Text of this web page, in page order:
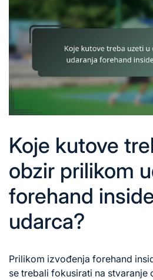
Koje kutove
obzir prilikom
forehand
udarca?
Prilikom izvođenja forehand
se trebali fokusirati na